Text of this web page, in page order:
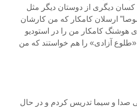
دیگری از دوستان دیگر مثل
ارسلان کامکار که من کارشان
هوشنگ کامکار من را در استودیو
«طلوع آزادی» را هم خواستند که من
صدا و سیما تدریس کردم و در حال